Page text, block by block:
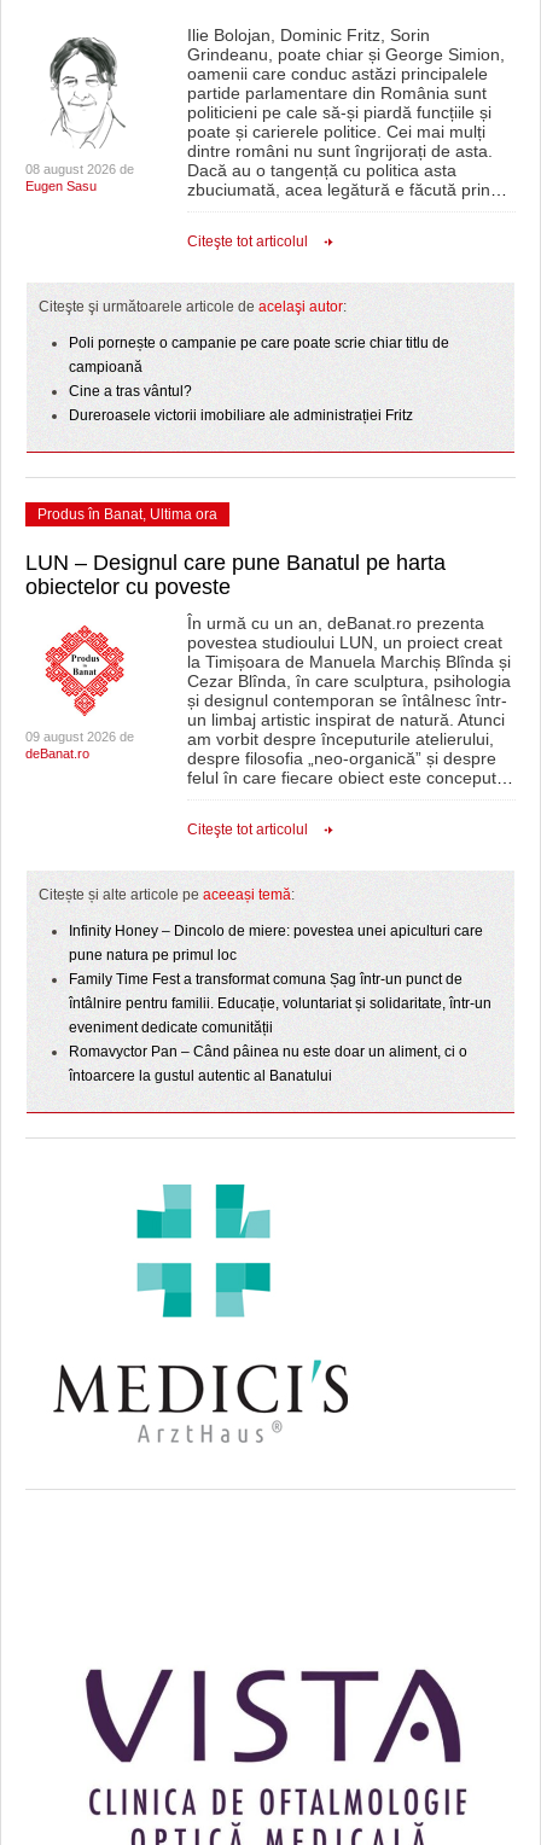
08 august 2026 de
Eugen Sasu
Ilie Bolojan, Dominic Fritz, Sorin
Grindeanu, poate chiar și George Simion,
oamenii care conduc astăzi principalele
partide parlamentare din România sunt
politicieni pe cale să-și piardă funcțiile și
poate și carierele politice. Cei mai mulți
dintre români nu sunt îngrijorați de asta.
Dacă au o tangență cu politica asta
zbuciumată, acea legătură e făcută prin…
Citeşte tot articolul
Citeşte şi următoarele articole de acelaşi autor:
Poli pornește o campanie pe care poate scrie chiar titlu de
campioană
Cine a tras vântul?
Dureroasele victorii imobiliare ale administrației Fritz
Produs în Banat, Ultima ora
LUN – Designul care pune Banatul pe harta
obiectelor cu poveste
09 august 2026 de
deBanat.ro
În urmă cu un an, deBanat.ro prezenta
povestea studioului LUN, un proiect creat
la Timișoara de Manuela Marchiș Blînda și
Cezar Blînda, în care sculptura, psihologia
și designul contemporan se întâlnesc într-
un limbaj artistic inspirat de natură. Atunci
am vorbit despre începuturile atelierului,
despre filosofia „neo-organică” și despre
felul în care fiecare obiect este conceput…
Citeşte tot articolul
Citește și alte articole pe aceeași temă:
Infinity Honey – Dincolo de miere: povestea unei apiculturi care
pune natura pe primul loc
Family Time Fest a transformat comuna Șag într-un punct de
întâlnire pentru familii. Educație, voluntariat și solidaritate, într-un
eveniment dedicate comunității
Romavyctor Pan – Când pâinea nu este doar un aliment, ci o
întoarcere la gustul autentic al Banatului